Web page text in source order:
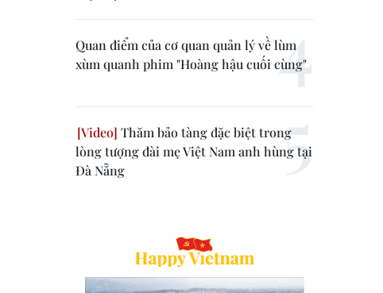
Quan điểm của cơ quan quản lý về lùm
xùm quanh phim "Hoàng hậu cuối cùng"
Thăm bảo tàng đặc biệt trong
lòng tượng đài mẹ Việt Nam anh hùng tại
Đà Nẵng